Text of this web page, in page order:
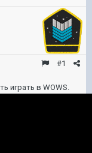
#1
играть в WOWS.